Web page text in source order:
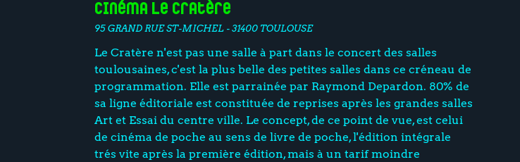
Cinéma Le Cratère
95 GRAND RUE ST-MICHEL - 31400 TOULOUSE
Le Cratère n'est pas une salle à part dans le concert des salles
toulousaines, c'est la plus belle des petites salles dans ce créneau de
programmation. Elle est parrainée par Raymond Depardon. 80% de
sa ligne éditoriale est constituée de reprises après les grandes salles
Art et Essai du centre ville. Le concept, de ce point de vue, est celui
de cinéma de poche au sens de livre de poche, l'édition intégrale
trés vite après la première édition, mais à un tarif moindre